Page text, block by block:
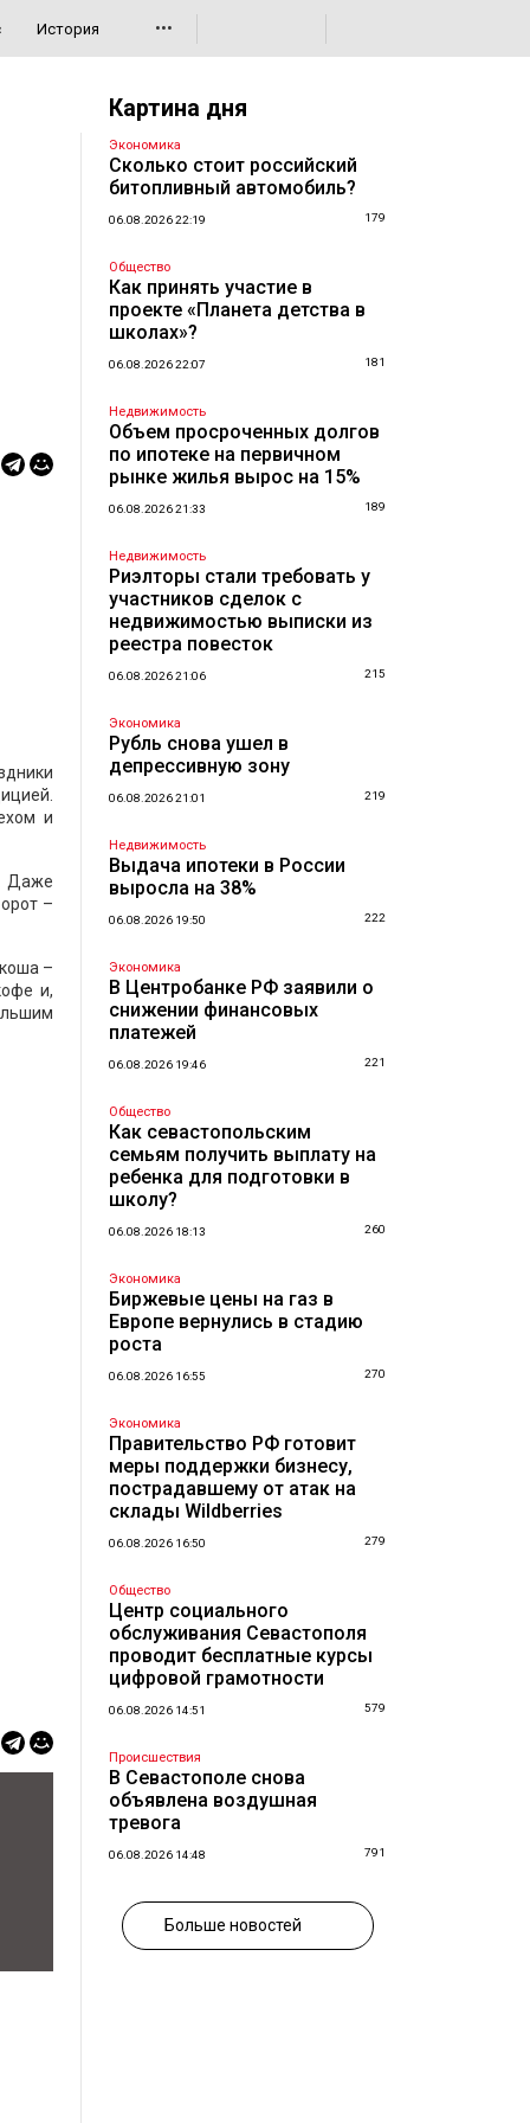
История •••
и
Даже
–
–
и,
Картина дня
Экономика
Сколько стоит российский
битопливный автомобиль?
06.08.2026 22:19 179
Общество
Как принять участие в
проекте «Планета детства в
школах»?
06.08.2026 22:07 181
Недвижимость
Объем просроченных долгов
по ипотеке на первичном
рынке жилья вырос на 15%
06.08.2026 21:33 189
Недвижимость
Риэлторы стали требовать у
участников сделок с
недвижимостью выписки из
реестра повесток
06.08.2026 21:06 215
Экономика
Рубль снова ушел в
депрессивную зону
06.08.2026 21:01 219
Недвижимость
Выдача ипотеки в России
выросла на 38%
06.08.2026 19:50 222
Экономика
В Центробанке РФ заявили о
снижении финансовых
платежей
06.08.2026 19:46 221
Общество
Как севастопольским
семьям получить выплату на
ребенка для подготовки в
школу?
06.08.2026 18:13 260
Экономика
Биржевые цены на газ в
Европе вернулись в стадию
роста
06.08.2026 16:55 270
Экономика
Правительство РФ готовит
меры поддержки бизнесу,
пострадавшему от атак на
склады Wildberries
06.08.2026 16:50 279
Общество
Центр социального
обслуживания Севастополя
проводит бесплатные курсы
цифровой грамотности
06.08.2026 14:51 579
Происшествия
В Севастополе снова
объявлена воздушная
тревога
06.08.2026 14:48 791
Больше новостей